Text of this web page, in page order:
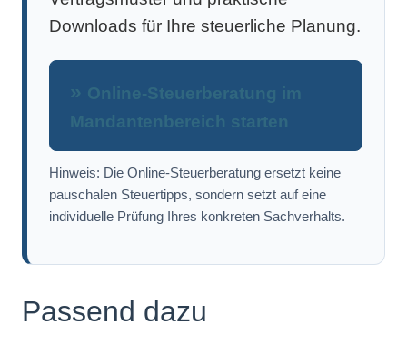
Downloads für Ihre steuerliche Planung.
Online-Steuerberatung im
Mandantenbereich starten
Hinweis: Die Online-Steuerberatung ersetzt keine
pauschalen Steuertipps, sondern setzt auf eine
individuelle Prüfung Ihres konkreten Sachverhalts.
Passend dazu